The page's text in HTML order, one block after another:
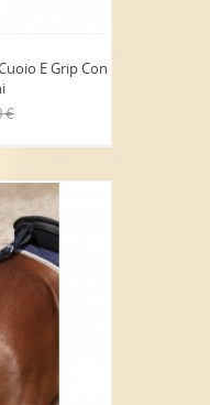
E Grip Con
€